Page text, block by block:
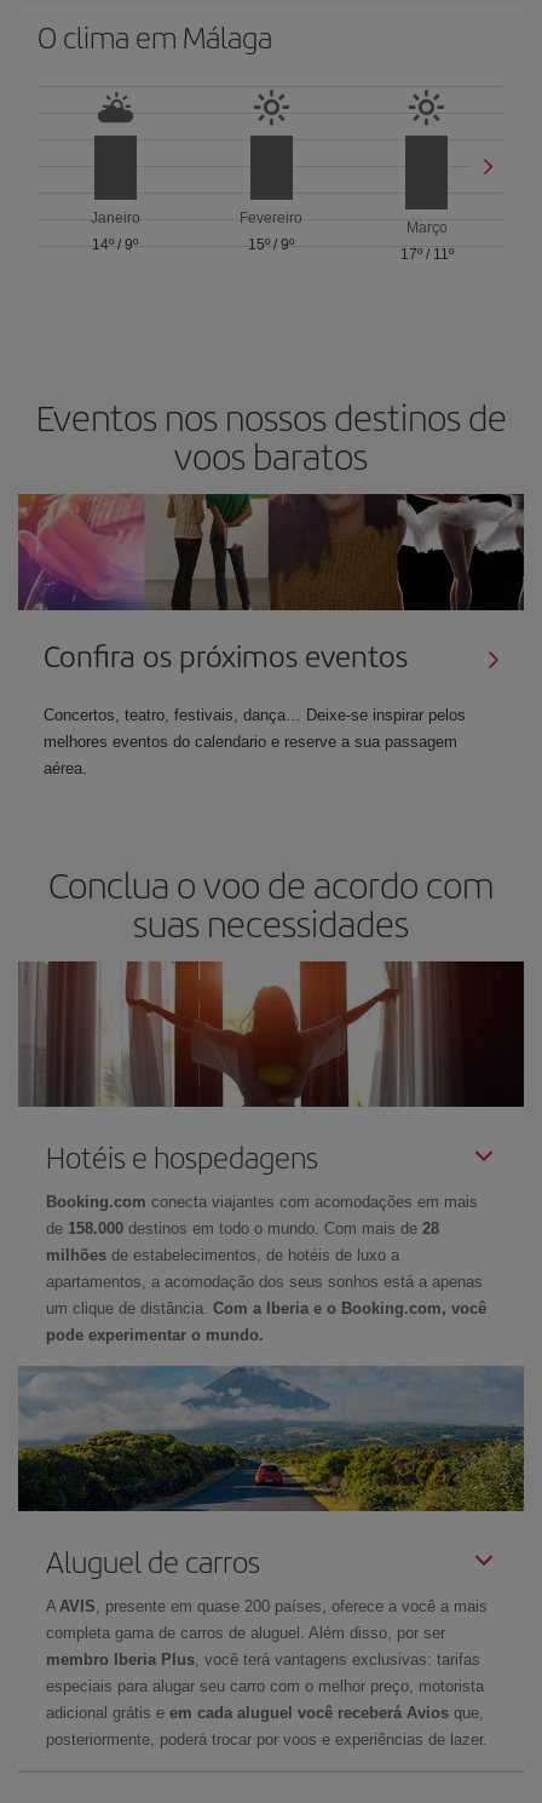
O clima em Málaga
Janeiro
14º /9º
Fevereiro
15º / 9º
Março
17º/ 11º
Eventos nos nossos destinos de
voos baratos
Confira os próximos eventos
Concertos, teatro, festivais, dança… Deixe-se inspirar pelos
melhores eventos do calendario e reserve a sua passagem
aérea.
Conclua o voo de acordo com
suas necessidades
Hotéis e hospedagens
Booking.com conecta viajantes com acomodações em mais
de 158.000 destinos em todo o mundo. Com mais de 28
milhões de estabelecimentos, de hotéis de luxo a
apartamentos, a acomodação dos seus sonhos está a apenas
um clique de distância. Com a Iberia e o Booking.com, você
pode experimentar o mundo.
Aluguel de carros
A AVIS , presente em quase 200 países, oferece a você a mais
completa gama de carros de aluguel. Além disso, por ser
membro Iberia Plus , você terá vantagens exclusivas: tarifas
especiais para alugar seu carro com o melhor preço, motorista
adicional grátis e em cada aluguel você receberá Avios que,
posteriormente, poderá trocar por voos e experiências de lazer.